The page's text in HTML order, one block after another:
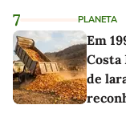
7 PLANETA
Em
Costa
de